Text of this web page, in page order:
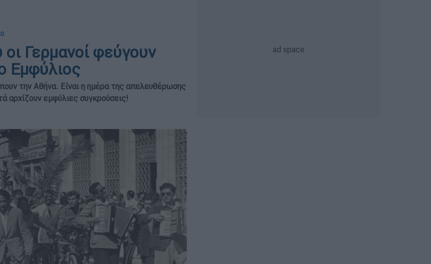
Γερμανοί φεύγουν
Εμφύλιος
την Αθήνα. Είναι η ημέρα της απελευθέρωσης
αρχίζουν εμφύλιες συγκρούσεις!